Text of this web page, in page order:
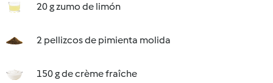
20 g zumo de limón
2 pellizcos de pimienta molida
150 g de crème fraîche